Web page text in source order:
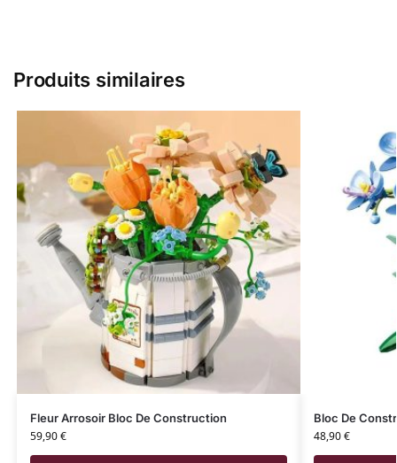
Produits similaires
Fleur Arrosoir Bloc De Construction
59,90€
Bloc De
48,90€